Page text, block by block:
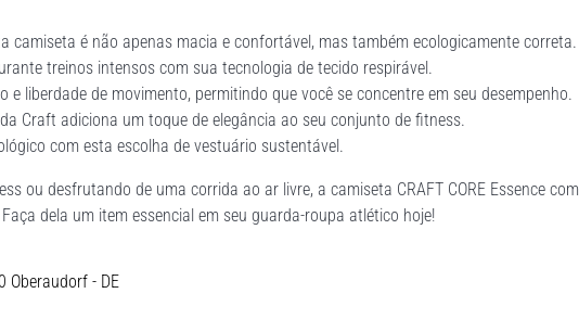
camiseta é não apenas macia e confortável, mas também ecologicamente correta.
treinos intensos com sua tecnologia de tecido respirável.
liberdade de movimento, permitindo que você se concentre em seu desempenho.
Craft adiciona um toque de elegância ao seu conjunto de fitness.
com esta escolha de vestuário sustentável.
ou desfrutando de uma corrida ao ar livre, a camiseta CRAFT CORE Essence com
dela um item essencial em seu guarda-roupa atlético hoje!
Oberaudorf - DE